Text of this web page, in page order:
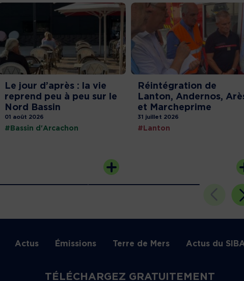
Le jour d’après : la vie
reprend peu à peu sur le
Nord Bassin
01 août 2026
#Bassin d'Arcachon
Réintégration de
Lanton, Andernos,
et Marcheprime
31 juillet 2026
#Lanton
Actus Émissions Terre de Mers Actus du
TÉLÉCHARGEZ GRATUITEMENT